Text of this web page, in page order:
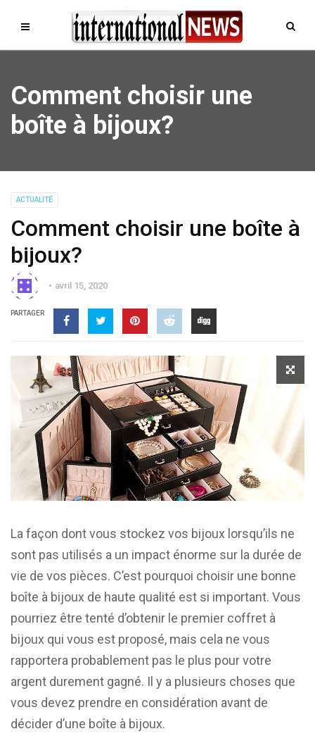
Comment choisir une
boîte à bijoux?
ACTUALITÉ
Comment choisir une boîte à
bijoux?
avril 15, 2020
PARTAGER
La façon dont vous stockez vos bijoux lorsqu’ils ne
sont pas utilisés a un impact énorme sur la durée de
vie de vos pièces. C’est pourquoi choisir une bonne
boîte à bijoux de haute qualité est si important. Vous
pourriez être tenté d’obtenir le premier coffret à
bijoux qui vous est proposé, mais cela ne vous
rapportera probablement pas le plus pour votre
argent durement gagné. Il y a plusieurs choses que
vous devez prendre en considération avant de
décider d’une boîte à bijoux.